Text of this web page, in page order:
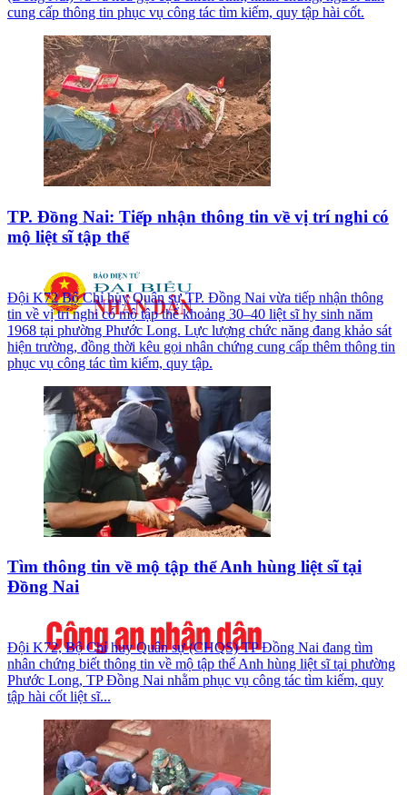
cung cấp thông tin phục vụ công tác tìm kiếm, quy tập hài cốt.
TP. Đồng Nai: Tiếp nhận thông tin về vị trí nghi có
mộ liệt sĩ tập thể
Đội K72 Bộ Chỉ huy Quân sự TP. Đồng Nai vừa tiếp nhận thông
tin về vị trí nghi có mộ tập thể khoảng 30–40 liệt sĩ hy sinh năm
1968 tại phường Phước Long. Lực lượng chức năng đang khảo sát
hiện trường, đồng thời kêu gọi nhân chứng cung cấp thêm thông tin
phục vụ công tác tìm kiếm, quy tập.
Tìm thông tin về mộ tập thể Anh hùng liệt sĩ tại
Đồng Nai
Đội K72, Bộ Chỉ huy Quân sự (CHQS) TP Đồng Nai đang tìm
nhân chứng biết thông tin về mộ tập thể Anh hùng liệt sĩ tại phường
Phước Long, TP Đồng Nai nhằm phục vụ công tác tìm kiếm, quy
tập hài cốt liệt sĩ...